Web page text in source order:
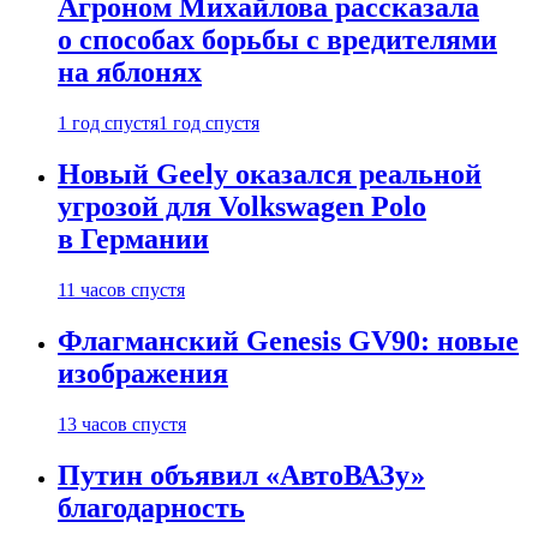
Агроном Михайлова рассказала
о способах борьбы с вредителями
на яблонях
1 год спустя1 год спустя
Новый Geely оказался реальной
угрозой для Volkswagen Polo
в Германии
11 часов спустя
Флагманский Genesis GV90: новые
изображения
13 часов спустя
Путин объявил «АвтоВАЗу»
благодарность